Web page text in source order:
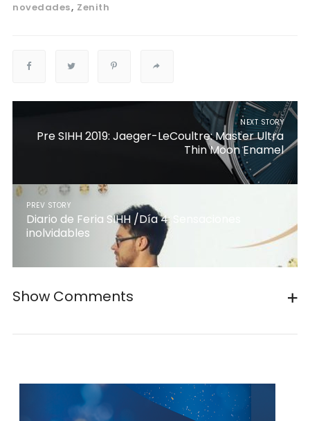
novedades Zenith
NEXT STORY
Pre SIHH 2019: Jaeger-LeCoultre: Master Ultra
Thin Moon Enamel
PREV STORY
Diario de Feria SIHH /Día 4: Sensaciones
inolvidables
Show Comments